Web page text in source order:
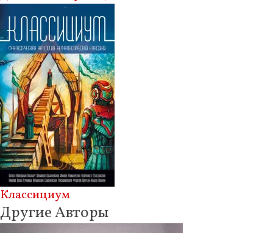
Классициум
Другие Авторы